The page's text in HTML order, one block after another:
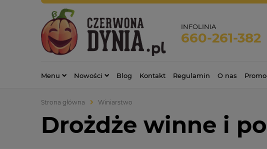
INFOLINIA
660-261-382
Menu Nowości Blog Kontakt Regulamin O nas
Strona główna Winiarstwo
Drożdże winne i